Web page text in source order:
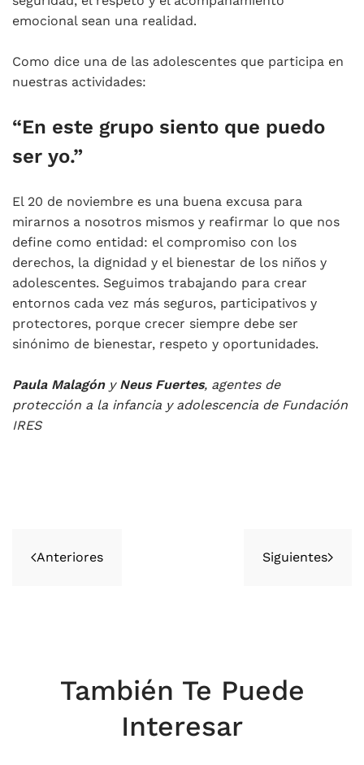
emocional sean una realidad.
Como dice una de las adolescentes que participa en
nuestras actividades:
“En este grupo siento que puedo
ser yo.”
El 20 de noviembre es una buena excusa para
mirarnos a nosotros mismos y reafirmar lo que nos
define como entidad: el compromiso con los
derechos, la dignidad y el bienestar de los niños y
adolescentes. Seguimos trabajando para crear
entornos cada vez más seguros, participativos y
protectores, porque crecer siempre debe ser
sinónimo de bienestar, respeto y oportunidades.
Paula Malagón y Neus Fuertes, agentes de
protección a la infancia y adolescencia de Fundación
IRES
Anteriores Siguientes
También Te Puede
Interesar